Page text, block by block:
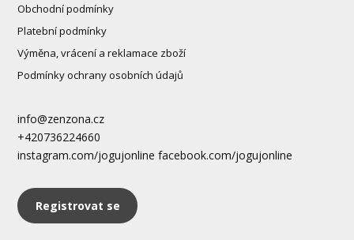
Obchodní podmínky
Platební podmínky
Výměna, vrácení a reklamace zboží
Podmínky ochrany osobních údajů
info@zenzona.cz
+420736224660
instagram.com/jogujonline facebook.com/jogujonline
Registrovat se